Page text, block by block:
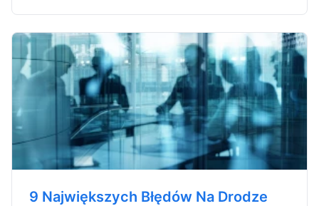
9 Największych Błędów Na Drodze